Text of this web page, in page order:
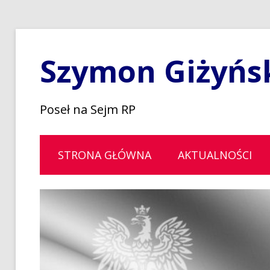
Szymon
Poseł na Sejm RP
STRONA GŁÓWNA AKTUALNOŚCI